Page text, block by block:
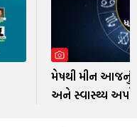
મેષથી મીન આજનું
અને સ્વાસ્થ્ય